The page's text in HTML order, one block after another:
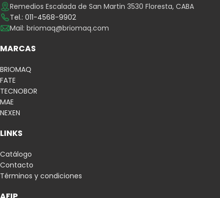
Remedios Escalada de San Martin 3530 Floresta, CABA
Tel.: 011-4568-9902
Mail: briomaq@briomaq.com
MARCAS
BRIOMAQ
FATE
TECNOBOR
MAE
NEXEN
LINKS
Catálogo
Contacto
Términos y condiciones